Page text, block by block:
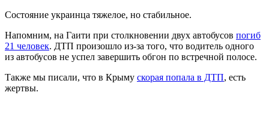
Состояние украинца тяжелое, но стабильное.
Напомним, на Гаити при столкновении двух автобусов погиб
21 человек. ДТП произошло из-за того, что водитель одного
из автобусов не успел завершить обгон по встречной полосе.
Также мы писали, что в Крыму скорая попала в ДТП, есть
жертвы.